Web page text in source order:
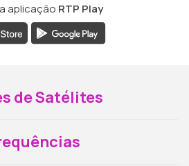
aplicação RTP Play
de Satélites